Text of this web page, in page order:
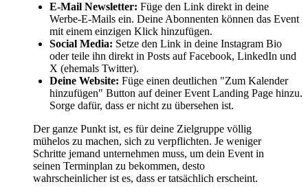
E-Mail Newsletter: Füge den Link direkt in deine
Werbe-E-Mails ein. Deine Abonnenten können das Event
mit einem einzigen Klick hinzufügen.
Social Media: Setze den Link in deine Instagram Bio
oder teile ihn direkt in Posts auf Facebook, LinkedIn und
X (ehemals Twitter).
Deine Website: Füge einen deutlichen "Zum Kalender
hinzufügen" Button auf deiner Event Landing Page hinzu.
Sorge dafür, dass er nicht zu übersehen ist.
Der ganze Punkt ist, es für deine Zielgruppe völlig
mühelos zu machen, sich zu verpflichten. Je weniger
Schritte jemand unternehmen muss, um dein Event in
seinen Terminplan zu bekommen, desto
wahrscheinlicher ist es, dass er tatsächlich erscheint.